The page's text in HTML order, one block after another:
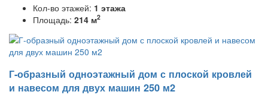
Кол-во этажей: 1 этажа
Площадь: 214 м2
Г-образный одноэтажный дом с плоской кровлей
и навесом для двух машин 250 м2